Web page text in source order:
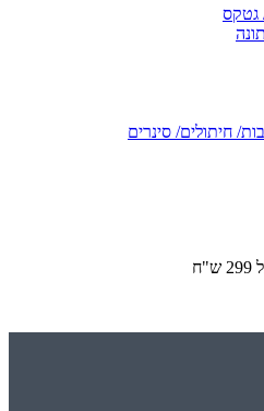
גטקס
חיתולים/ סינרים